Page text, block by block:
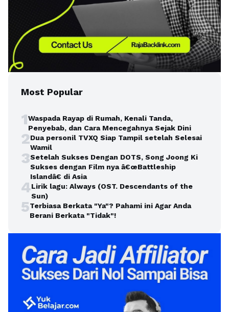
Most Popular
1Waspada Rayap di Rumah, Kenali Tanda,
Penyebab, dan Cara Mencegahnya Sejak Dini
2Dua personil TVXQ Siap Tampil setelah Selesai
Wamil
3Setelah Sukses Dengan DOTS, Song Joong Ki
Sukses dengan Film nya â€œBattleship
Islandâ€ di Asia
4Lirik lagu: Always (OST. Descendants of the
Sun)
5Terbiasa Berkata "Ya"? Pahami ini Agar Anda
Berani Berkata "Tidak"!